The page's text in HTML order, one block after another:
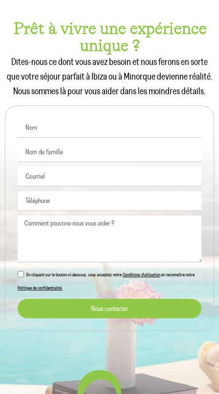
Prêt à vivre une expérience
unique ?
Dites-nous ce dont vous avez besoin et nous ferons en sorte
que votre séjour parfait à Ibiza ou à Minorque devienne réalité.
Nous sommes là pour vous aider dans les moindres détails.
En cliquant sur le bouton ci-dessous, vous acceptez notre Conditions d'utilisation et reconnaître notre
Politique de confidentialité.
Nous contacter